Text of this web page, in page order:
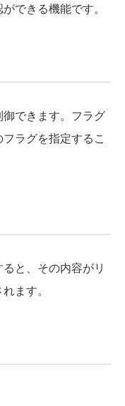
できる機能です。
できます。フラグ
ラグを指定するこ
と、その内容がリ
ます。